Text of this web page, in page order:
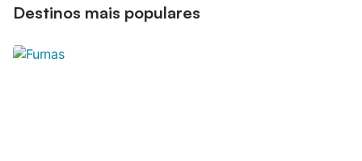
Destinos mais populares